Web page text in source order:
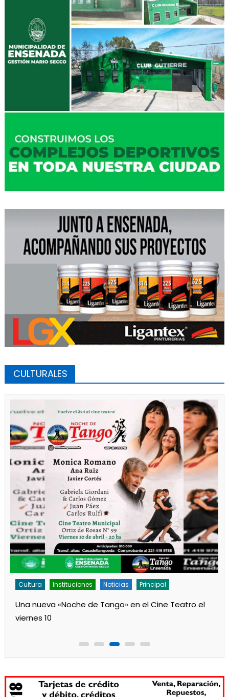
CULTURALES
Cultura Instituciones Noticias Principal
Una nueva «Noche de Tango» en el Cine Teatro el
viernes 10